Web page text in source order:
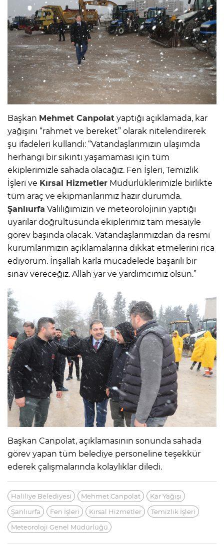
Başkan Mehmet Canpolat yaptığı açıklamada, kar
yağışını “rahmet ve bereket” olarak nitelendirerek
şu ifadeleri kullandı: “Vatandaşlarımızın ulaşımda
herhangi bir sıkıntı yaşamaması için tüm
ekiplerimizle sahada olacağız. Fen İşleri, Temizlik
İşleri ve Kırsal Hizmetler Müdürlüklerimizle birlikte
tüm araç ve ekipmanlarımız hazır durumda.
Şanlıurfa Valiliğimizin ve meteorolojinin yaptığı
uyarılar doğrultusunda ekiplerimiz tam mesaiyle
görev başında olacak. Vatandaşlarımızdan da resmi
kurumlarımızın açıklamalarına dikkat etmelerini rica
ediyorum. İnşallah karla mücadelede başarılı bir
sınav vereceğiz. Allah yar ve yardımcımız olsun.”
Başkan Canpolat, açıklamasının sonunda sahada
görev yapan tüm belediye personeline teşekkür
ederek çalışmalarında kolaylıklar diledi.
Haliliye Belediyesi Mehmet Canpolat
Kar Yağışı
Şanlıurfa
Fen İşleri Kırsal Hizmetler
Temizlik İşleri
Meteoroloji Genel Müdürlüğü